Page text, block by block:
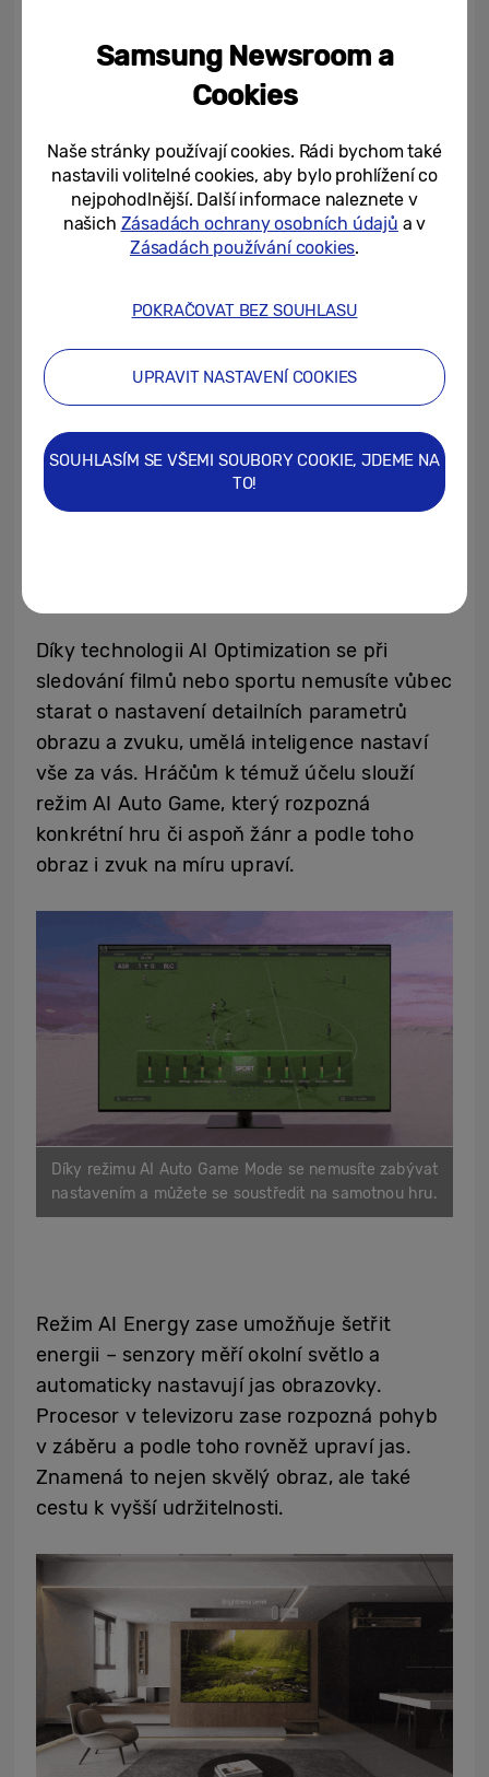
Pro, přestává být divák pouhým
pozorovatelem a stává se součástí děje.
Slyší totiž vše ze všech směrů, jako by se
pohyboval přímo na scéně.
scény a slyší zvuky v záběru tak, jak je slyší postavy.
Díky technologii AI Optimization se při
sledování filmů nebo sportu nemusíte vůbec
starat o nastavení detailních parametrů
obrazu a zvuku, umělá inteligence nastaví
vše za vás. Hráčům k témuž účelu slouží
režim AI Auto Game, který rozpozná
konkrétní hru či aspoň žánr a podle toho
obraz i zvuk na míru upraví.
Díky režimu AI Auto Game Mode se nemusíte zabývat
nastavením a můžete se soustředit na samotnou hru.
Režim AI Energy zase umožňuje šetřit
energii – senzory měří okolní světlo a
automaticky nastavují jas obrazovky.
Procesor v televizoru zase rozpozná pohyb
v záběru a podle toho rovněž upraví jas.
Znamená to nejen skvělý obraz, ale také
cestu k vyšší udržitelnosti.
Samsung Newsroom a
Cookies
Naše stránky používají cookies. Rádi bychom také
nastavili volitelné cookies, aby bylo prohlížení co
nejpohodlnější. Další informace naleznete v
našich Zásadách ochrany osobních údajů a v
Zásadách používání cookies.
POKRAČOVAT BEZ SOUHLASU
UPRAVIT NASTAVENÍ COOKIES
SOUHLASÍM SE VŠEMI SOUBORY COOKIE, JDEME NA
TO!